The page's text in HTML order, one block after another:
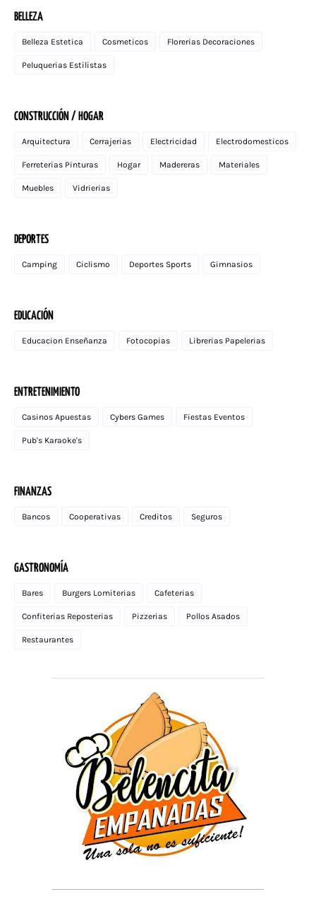
BELLEZA
Belleza Estetica Cosmeticos Florerias Decoraciones
Peluquerias Estilistas
CONSTRUCCIÓN / HOGAR
Arquitectura Cerrajerias Electricidad Electrodomesticos
Ferreterias Pinturas Hogar Madereras Materiales
Muebles Vidrierias
DEPORTES
Camping Ciclismo Deportes Sports Gimnasios
EDUCACIÓN
Educacion Enseñanza Fotocopias Librerias Papelerias
ENTRETENIMIENTO
Casinos Apuestas Cybers Games Fiestas Eventos
Pub's Karaoke's
FINANZAS
Bancos Cooperativas Creditos Seguros
GASTRONOMÍA
Bares Burgers Lomiterias Cafeterias
Confiterias Reposterias Pizzerias Pollos Asados
Restaurantes